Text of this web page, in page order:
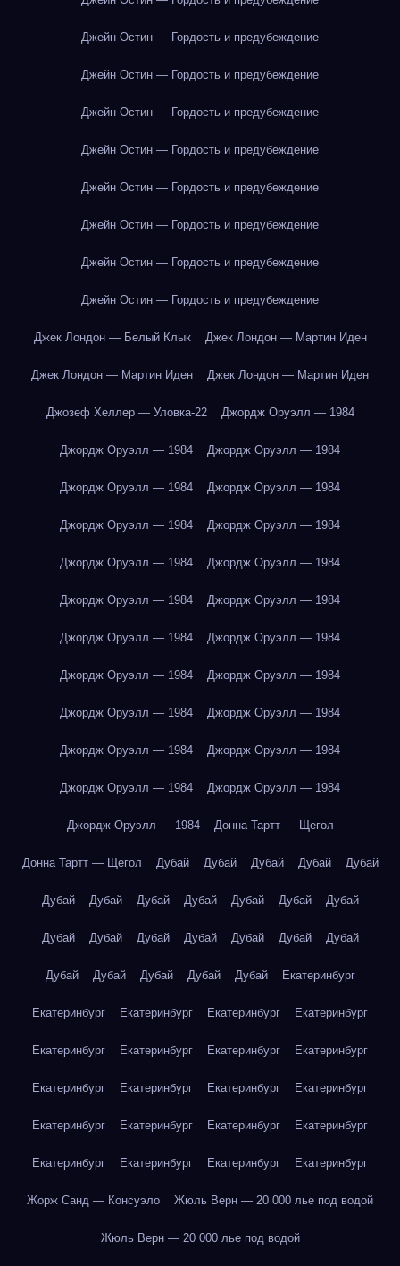
Джейн Остин — Гордость и предубеждение
Джейн Остин — Гордость и предубеждение
Джейн Остин — Гордость и предубеждение
Джейн Остин — Гордость и предубеждение
Джейн Остин — Гордость и предубеждение
Джейн Остин — Гордость и предубеждение
Джейн Остин — Гордость и предубеждение
Джейн Остин — Гордость и предубеждение
Джек Лондон — Белый Клык Джек Лондон — Мартин Иден
Джек Лондон — Мартин Иден Джек Лондон — Мартин Иден
Джозеф Хеллер — Уловка-22 Джордж Оруэлл — 1984
Джордж Оруэлл — 1984 Джордж Оруэлл — 1984
Джордж Оруэлл — 1984 Джордж Оруэлл — 1984
Джордж Оруэлл — 1984 Джордж Оруэлл — 1984
Джордж Оруэлл — 1984 Джордж Оруэлл — 1984
Джордж Оруэлл — 1984 Джордж Оруэлл — 1984
Джордж Оруэлл — 1984 Джордж Оруэлл — 1984
Джордж Оруэлл — 1984 Джордж Оруэлл — 1984
Джордж Оруэлл — 1984 Джордж Оруэлл — 1984
Джордж Оруэлл — 1984 Джордж Оруэлл — 1984
Джордж Оруэлл — 1984 Джордж Оруэлл — 1984
Джордж Оруэлл — 1984 Донна Тартт — Щегол
Донна Тартт — Щегол Дубай Дубай Дубай Дубай Дубай
Дубай Дубай Дубай Дубай Дубай Дубай Дубай
Дубай Дубай Дубай Дубай Дубай Дубай Дубай
Дубай Дубай Дубай Дубай Дубай Екатеринбург
Екатеринбург Екатеринбург Екатеринбург Екатеринбург
Екатеринбург Екатеринбург Екатеринбург Екатеринбург
Екатеринбург Екатеринбург Екатеринбург Екатеринбург
Екатеринбург Екатеринбург Екатеринбург Екатеринбург
Екатеринбург Екатеринбург Екатеринбург Екатеринбург
Жорж Санд — Консуэло Жюль Верн — 20 000 лье под водой
Жюль Верн — 20 000 лье под водой